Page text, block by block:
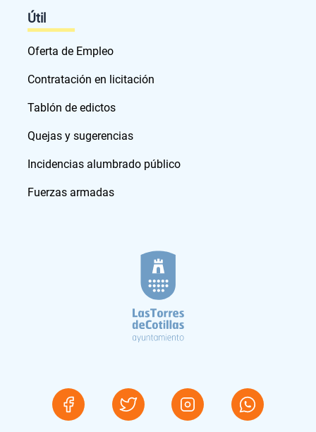
Útil
Oferta de Empleo
Contratación en licitación
Tablón de edictos
Quejas y sugerencias
Incidencias alumbrado público
Fuerzas armadas